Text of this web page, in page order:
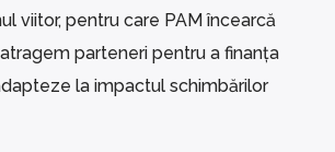
viitor, pentru care PAM încearcă
parteneri pentru a finanța
la impactul schimbărilor